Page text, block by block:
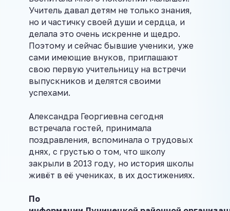
Учитель давал детям не только знания,
но и частичку своей души и сердца, и
делала это очень искренне и щедро.
Поэтому и сейчас бывшие ученики, уже
сами имеющие внуков, приглашают
свою первую учительницу на встречи
выпускников и делятся своими
успехами.
Александра Георгиевна сегодня
встречала гостей, принимала
поздравления, вспоминала о трудовых
днях, с грустью о том, что школу
закрыли в 2013 году, но история школы
живёт в её учениках, в их достижениях.
По